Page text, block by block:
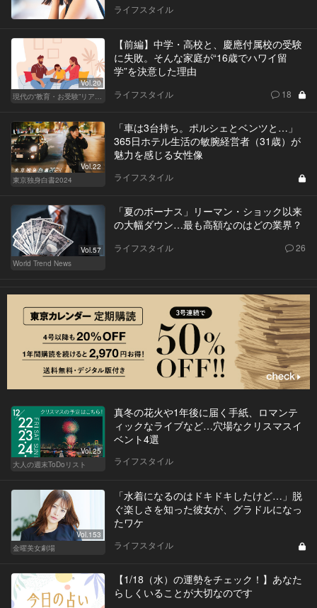
ライフスタイル
Vol.20
現代の“教育・お受験”リアルドキュメント
【前編】中学・高校と、慶應付属校の受験
に失敗。そんな家庭が“16歳でハワイ留
学”を決意した理由
ライフスタイル 18
Vol.22
東京独身白書2024
「車は3台持ち。ポルシェとベンツと…」
365日ホテル生活の敏腕経営者（31歳）が
魅力を感じる女性像
ライフスタイル
Vol.57
World Trend News
「夏のボーナス」リーマン・ショック以来
の大幅ダウン…最も高額なのはどの業界？
ライフスタイル 26
Vol.25
大人の週末ToDoリスト
真冬の花火や1年後に届く手紙、ロマンテ
ィックなライブなど…穴場なクリスマスイ
ベント4選
ライフスタイル
Vol.153
金曜美女劇場
「水着になるのはドキドキしたけど…」脱
ぐ楽しさを知った彼女が、グラドルになっ
たワケ
ライフスタイル
【1/18（水）の運勢をチェック！】あなた
らしくいることが大切なのです